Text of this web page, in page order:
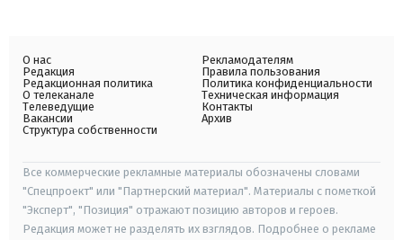
О нас
Редакция
Редакционная политика
О телеканале
Телеведущие
Вакансии
Структура собственности
Рекламодателям
Правила пользования
Политика конфиденциальности
Техническая информация
Контакты
Архив
Все коммерческие рекламные материалы обозначены словами
"Спецпроект" или "Партнерский материал". Материалы с пометкой
"Эксперт", "Позиция" отражают позицию авторов и героев.
Редакция может не разделять их взглядов. Подробнее о рекламе